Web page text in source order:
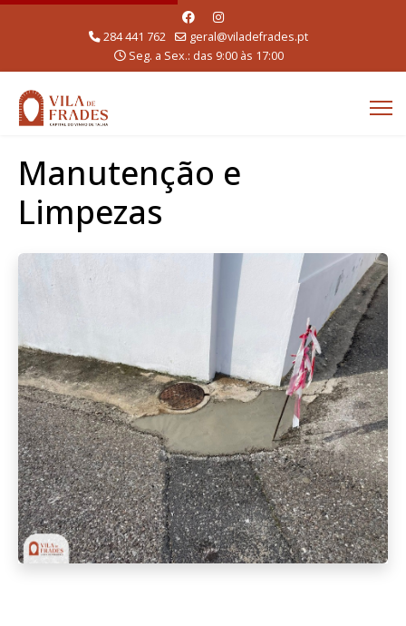
284 441 762
geral@viladefrades.pt
Seg. a Sex.: das 9:00 às 17:00
Manutenção e
Limpezas